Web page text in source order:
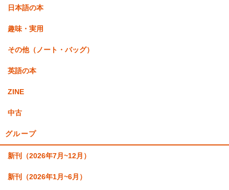
日本語の本
趣味・実用
その他（ノート・バッグ）
英語の本
ZINE
中古
グループ
新刊（2026年7月~12月）
新刊（2026年1月~6月）